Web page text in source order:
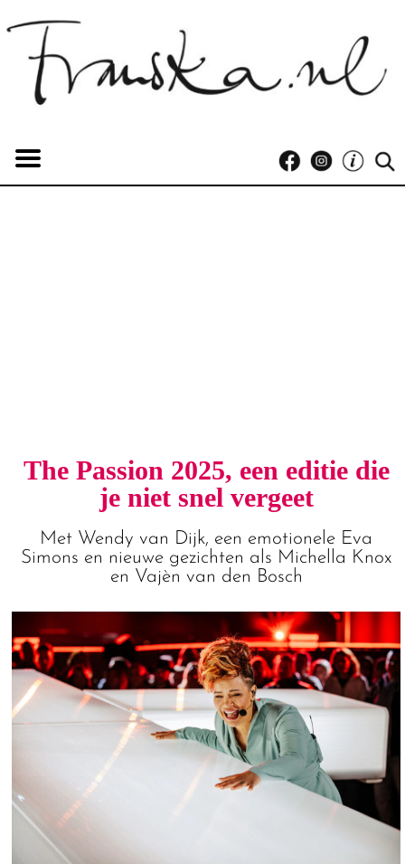
The Passion 2025, een editie die
je niet snel vergeet
Met Wendy van Dijk, een emotionele Eva
Simons en nieuwe gezichten als Michella Knox
en Vajèn van den Bosch